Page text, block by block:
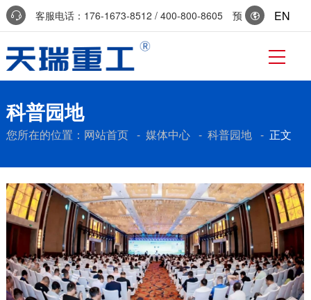
客服电话：176-1673-8512 / 400-800-8605 预
约参访：0536-7519229
EN
科普园地
您所在的位置： 网站首页- 媒体中心- 科普园地- 正文